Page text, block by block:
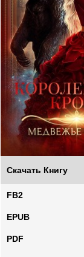
Скачать Книгу
FB2
EPUB
PDF